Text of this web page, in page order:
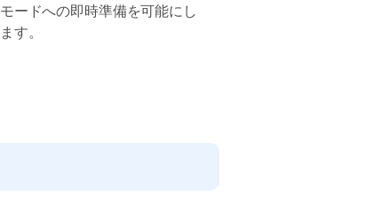
モードへの即時準備を可能にし
ます。